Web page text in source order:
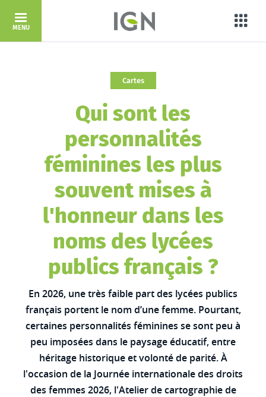
Aller au contenu principal
MENU
Cartes
Qui sont les
personnalités
féminines les plus
souvent mises à
l'honneur dans les
noms des lycées
publics français ?
En 2026, une très faible part des lycées publics
français portent le nom d’une femme. Pourtant,
certaines personnalités féminines se sont peu à
peu imposées dans le paysage éducatif, entre
héritage historique et volonté de parité. À
l'occasion de la Journée internationale des droits
des femmes 2026, l'Atelier de cartographie de